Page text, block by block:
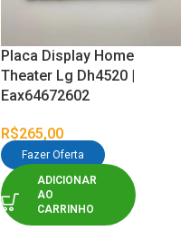
Placa Display Home
Theater Lg Dh4520 |
Eax64672602
R$265,00
Fazer Oferta
ADICIONAR
AO
CARRINHO